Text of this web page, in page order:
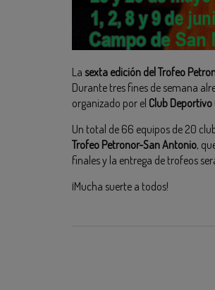
La sexta edición del Trofeo
Durante tres fines de semana
organizado por el Club
Un total de 66 equipos de 20
Trofeo Petronor-San Antonio,
finales y la entrega de trofeos
¡Mucha suerte a todos!